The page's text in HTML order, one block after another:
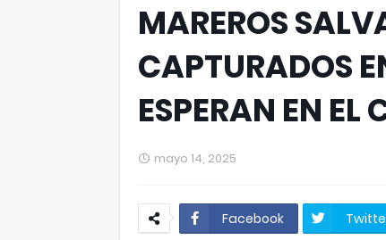
MAREROS
CAPTURADOS
ESPERAN EN EL
mayo 14, 2025
Facebook